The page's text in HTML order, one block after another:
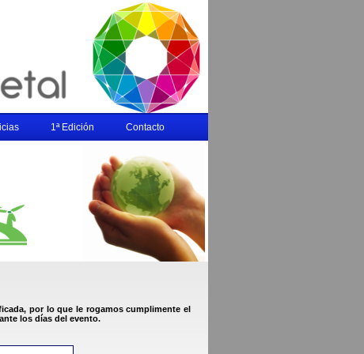
1ª Edición Contacto
por lo que le rogamos cumplimente el
los días del evento.